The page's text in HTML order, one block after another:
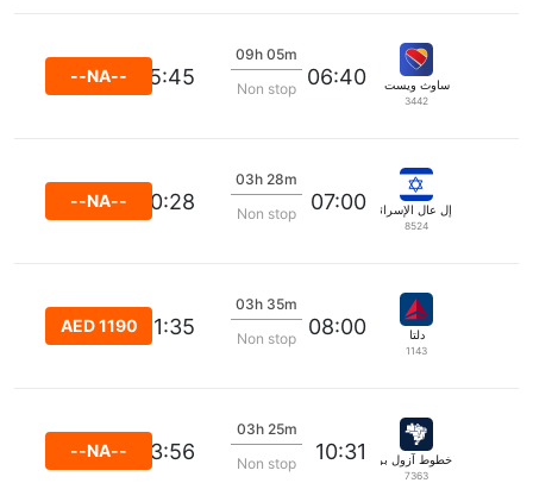
ساوث ويست
3442
06:40
09h 05m
Non stop
15:45
--NA--
إل عال الإسرائيلية للطيران
8524
07:00
03h 28m
Non stop
10:28
--NA--
دلتا
1143
08:00
03h 35m
Non stop
11:35
AED 1190
خطوط آزول برازيليان الجوية
7363
10:31
03h 25m
Non stop
13:56
--NA--